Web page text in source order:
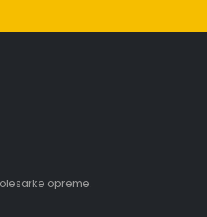
opreme.